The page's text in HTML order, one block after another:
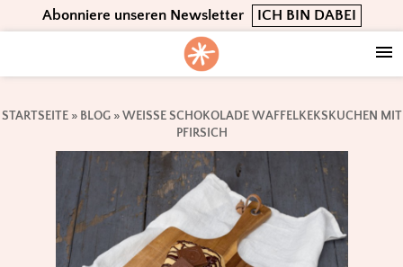
to
navigation
to
content
to
Abonniere unseren Newsletter ICH BIN DABEI
STARTSEITE» BLOG»WEISSE SCHOKOLADE WAFFELKEKSKUCHEN MIT P
FIRSICH